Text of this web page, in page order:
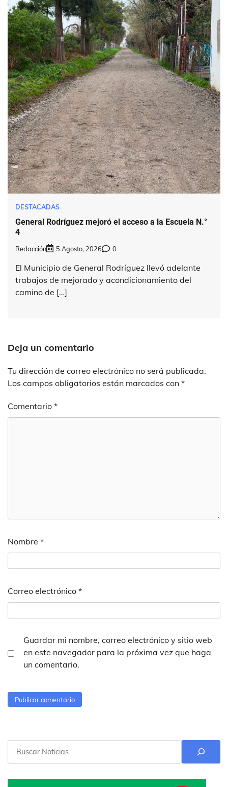
DESTACADAS
General Rodríguez mejoró el acceso a la Escuela N.°
4
Redacción 5 Agosto, 2026 0
El Municipio de General Rodríguez llevó adelante
trabajos de mejorado y acondicionamiento del
camino de […]
Deja un comentario
Tu dirección de correo electrónico no será publicada.
Los campos obligatorios están marcados con *
Comentario *
Nombre *
Correo electrónico *
Guardar mi nombre, correo electrónico y sitio web
en este navegador para la próxima vez que haga
un comentario.